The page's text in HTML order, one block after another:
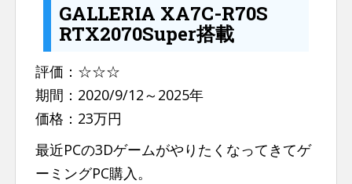
GALLERIA XA7C-R70S
RTX2070Super搭載
評価：☆☆☆
期間：2020/9/12～2025年
価格：23万円
最近PCの3Dゲームがやりたくなってきてゲ
ーミングPC購入。